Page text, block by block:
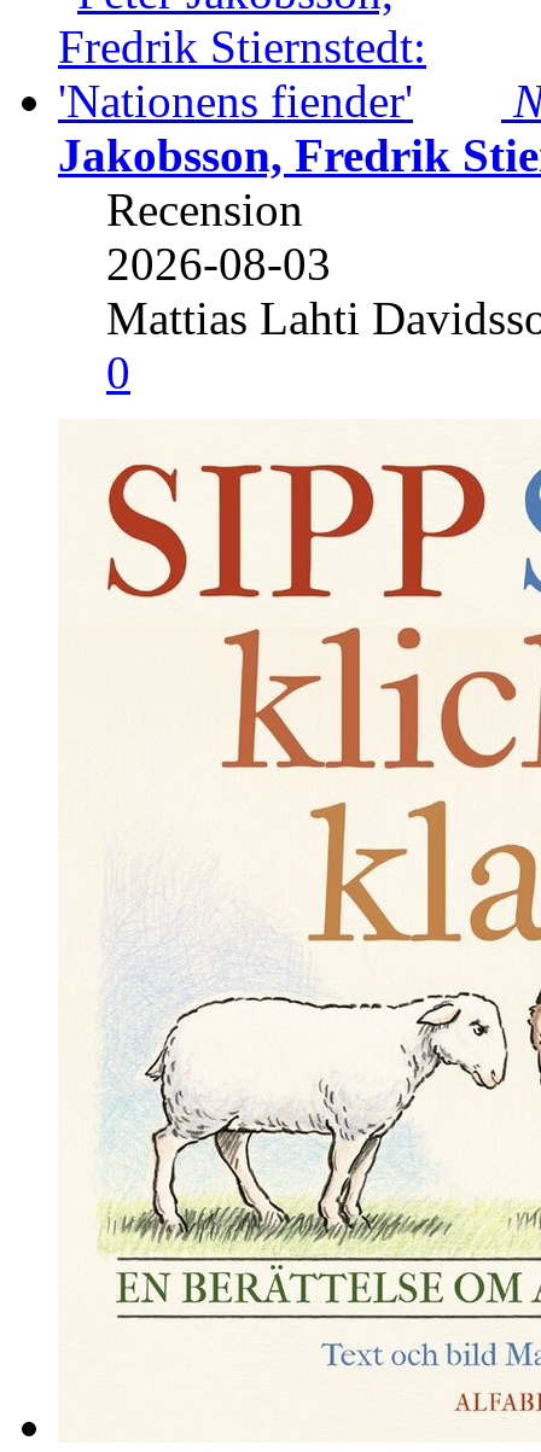
Jakobsson, Fredrik
Recension
2026-08-03
Mattias Lahti
0